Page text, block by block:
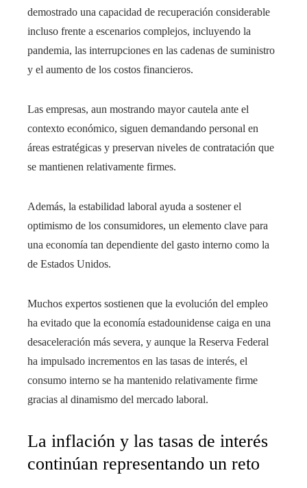
demostrado una capacidad de recuperación considerable
incluso frente a escenarios complejos, incluyendo la
pandemia, las interrupciones en las cadenas de suministro
y el aumento de los costos financieros.
Las empresas, aun mostrando mayor cautela ante el
contexto económico, siguen demandando personal en
áreas estratégicas y preservan niveles de contratación que
se mantienen relativamente firmes.
Además, la estabilidad laboral ayuda a sostener el
optimismo de los consumidores, un elemento clave para
una economía tan dependiente del gasto interno como la
de Estados Unidos.
Muchos expertos sostienen que la evolución del empleo
ha evitado que la economía estadounidense caiga en una
desaceleración más severa, y aunque la Reserva Federal
ha impulsado incrementos en las tasas de interés, el
consumo interno se ha mantenido relativamente firme
gracias al dinamismo del mercado laboral.
La inflación y las tasas de interés
continúan representando un reto